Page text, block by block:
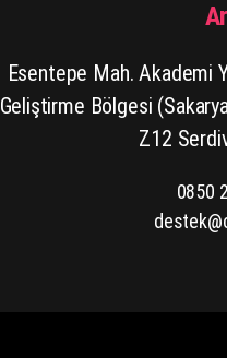
Esentepe Mah. Akademi
Geliştirme Bölgesi
Z12
0850